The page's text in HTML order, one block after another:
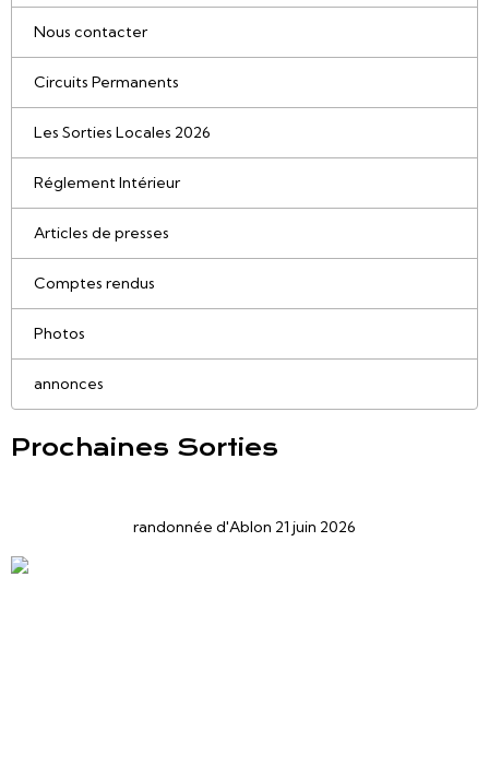
Nous contacter
Circuits Permanents
Les Sorties Locales 2026
Réglement Intérieur
Articles de presses
Comptes rendus
Photos
annonces
Prochaines Sorties
randonnée d'Ablon 21 juin 2026